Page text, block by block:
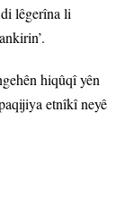
lêgerîna li
hiqûqî yên
etnîkî neyê